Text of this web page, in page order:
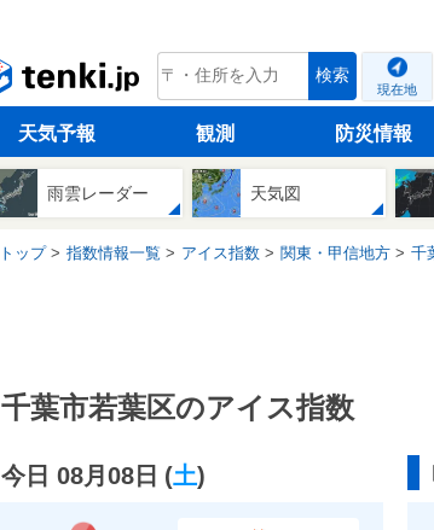
tenki.jp 検索
現在地
天気予報 観測 防災情報
雨雲レーダー 天気図
トップ 指数情報一覧 アイス指数 関東・甲信地方 千
千葉市若葉区のアイス指数
今日 08月08日 (土)